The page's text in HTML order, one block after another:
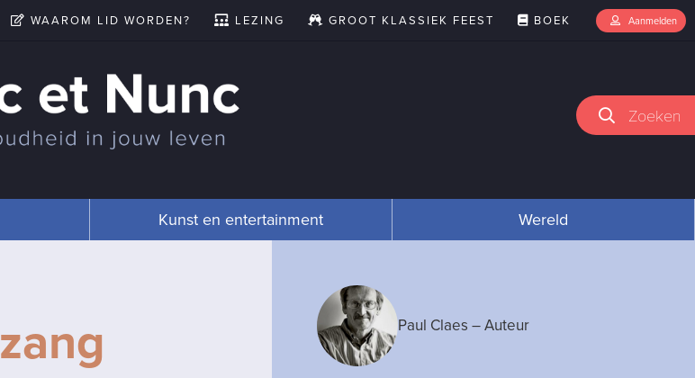
WAAROM LID WORDEN? LEZING GROOT KLASSIEK FEEST BOEK Aanmelden
Zoeken
Kunst en entertainment Wereld
Paul Claes – Auteur